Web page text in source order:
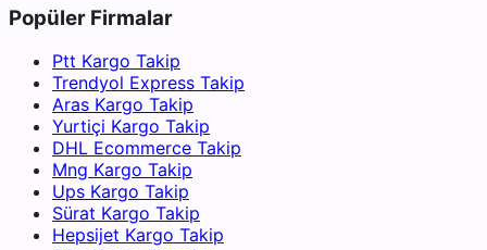
Popüler Firmalar
Ptt Kargo Takip
Trendyol Express Takip
Aras Kargo Takip
Yurtiçi Kargo Takip
DHL Ecommerce Takip
Mng Kargo Takip
Ups Kargo Takip
Sürat Kargo Takip
Hepsijet Kargo Takip